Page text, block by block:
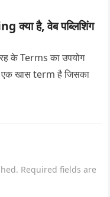
क्या है, वेब पब्लिशिंग
के Terms का उपयोग
एक खास term है जिसका
Required fields are